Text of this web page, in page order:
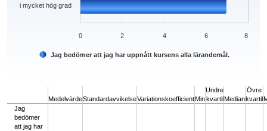
Jag bedömer att jag har uppnått kursens alla lärandemål.
i mycket hög grad
0 2 4 6 8
MedelvärdeStandardavvikelseVariationskoefficientMin
Undre
kvartilMedian
Övre
kvartil
Jag
bedömer
att jag har